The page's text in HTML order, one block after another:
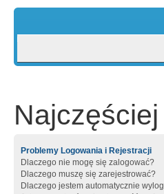
Problemy Logowania i Rejestracji
Dlaczego nie mogę się zalogować?
Dlaczego muszę się zarejestrować?
Dlaczego jestem automatycznie